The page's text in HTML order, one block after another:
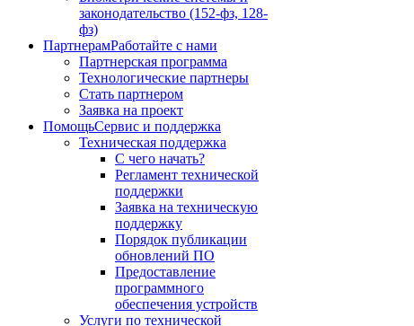
законодательство (152-фз, 128-
фз)
ПартнерамРаботайте с нами
Партнерская программа
Технологические партнеры
Стать партнером
Заявка на проект
ПомощьСервис и поддержка
Техническая поддержка
С чего начать?
Регламент технической
поддержки
Заявка на техническую
поддержку
Порядок публикации
обновлений ПО
Предоставление
программного
обеспечения устройств
Услуги по технической